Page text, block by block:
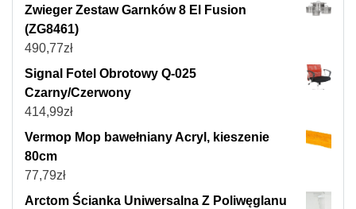
Zwieger Zestaw Garnków 8 El Fusion
(ZG8461)
490,77zł
Signal Fotel Obrotowy Q-025
Czarny/Czerwony
414,99zł
Vermop Mop bawełniany Acryl, kieszenie
80cm
77,79zł
Arctom Ścianka Uniwersalna Z Poliwęglanu